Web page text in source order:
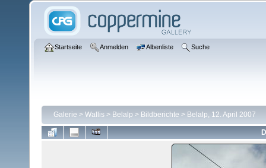
Startseite Anmelden Albenliste Suche
Galerie > Wallis > Belalp > Bildberichte > Belalp, 12. April 2007